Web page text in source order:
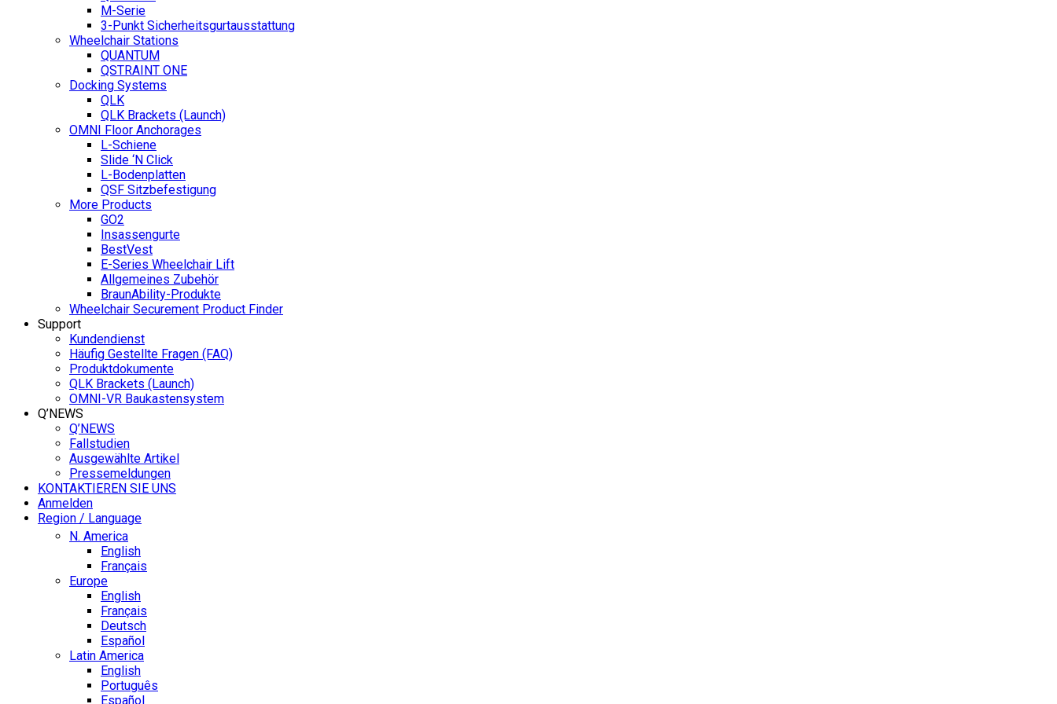
M-Serie
3-Punkt Sicherheitsgurtausstattung
Wheelchair Stations
QUANTUM
QSTRAINT ONE
Docking Systems
QLK
QLK Brackets (Launch)
OMNI Floor Anchorages
L-Schiene
Slide ‘N Click
L-Bodenplatten
QSF Sitzbefestigung
More Products
GO2
Insassengurte
BestVest
E-Series Wheelchair Lift
Allgemeines Zubehör
BraunAbility-Produkte
Wheelchair Securement Product Finder
Support
Kundendienst
Häufig Gestellte Fragen (FAQ)
Produktdokumente
QLK Brackets (Launch)
OMNI-VR Baukastensystem
Q’NEWS
Q’NEWS
Fallstudien
Ausgewählte Artikel
Pressemeldungen
KONTAKTIEREN SIE UNS
Anmelden
Region / Language
N. America
English
Français
Europe
English
Français
Deutsch
Español
Latin America
English
Português
Español